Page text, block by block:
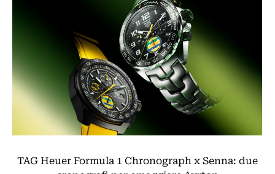
TAG Heuer Formula 1 Chronograph x Senna: due